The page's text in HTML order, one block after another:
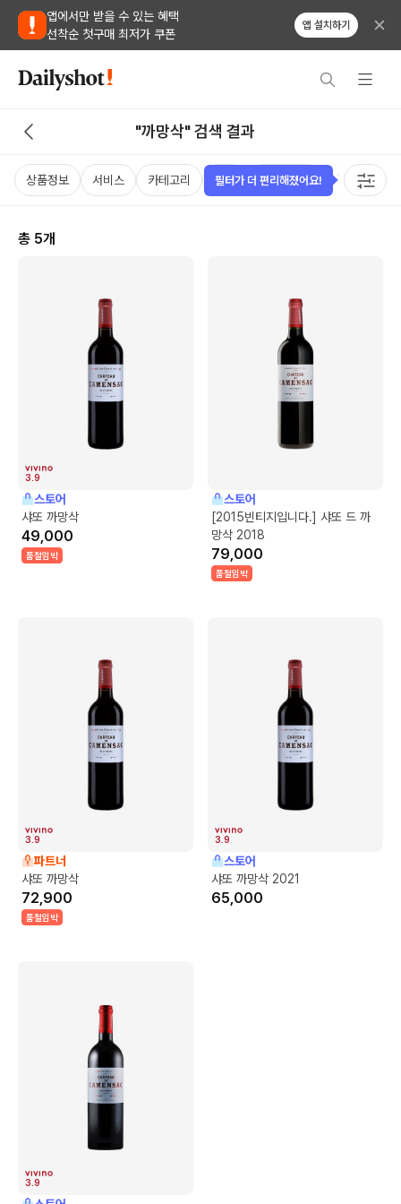
앱에서만 받을 수 있는 혜택
선착순 첫구매 최저가 쿠폰
앱 설치하기
"까망삭" 검색 결과
상품정보 서비스 카테고리 가격 비비노점수 국가 용량
총 5개
3.9
스토어
샤또 까망삭
49,000
품절임박
스토어
[2015빈티지입니다.] 샤또 드 까
망삭 2018
79,000
품절임박
3.9
파트너
샤또 까망삭
72,900
품절임박
3.9
스토어
샤또 까망삭 2021
65,000
3.9
필터가 더 편리해졌어요!